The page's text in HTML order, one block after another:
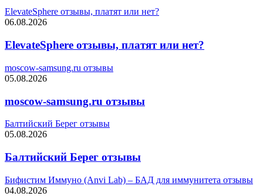
ElevateSphere отзывы, платят или нет?
06.08.2026
ElevateSphere отзывы, платят или нет?
moscow-samsung.ru отзывы
05.08.2026
moscow-samsung.ru отзывы
Балтийский Берег отзывы
05.08.2026
Балтийский Берег отзывы
Бифистим Иммуно (Anvi Lab) – БАД для иммунитета отзывы
04.08.2026